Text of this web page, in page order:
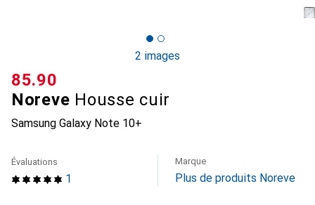
2 images
Noreve Housse cuir
Samsung Galaxy Note 10+
CHF
85.90
1
Évaluations Marque
Plus de produits Noreve